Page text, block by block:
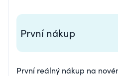
První nákup
První reálný nákup na